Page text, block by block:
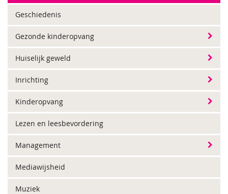
Geschiedenis
Gezonde kinderopvang
Huiselijk geweld
Inrichting
Kinderopvang
Lezen en leesbevordering
Management
Mediawijsheid
Muziek